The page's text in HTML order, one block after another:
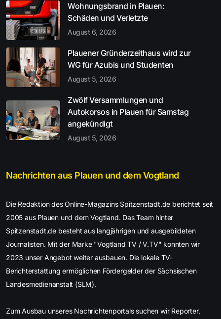
Wohnungsbrand in Plauen:
Schäden und Verletzte
August 6, 2026
Plauener Gründerzeithaus wird zur
WG für Azubis und Studenten
August 5, 2026
Zwölf Versammlungen und
Autokorsos in Plauen für Samstag
angekündigt
August 5, 2026
Nachrichten aus Plauen und dem Vogtland
Die Redaktion des Online-Magazins Spitzenstadt.de berichtet seit
2005 aus Plauen und dem Vogtland. Das Team hinter
Spitzenstadt.de besteht aus langjährigen und ausgebildeten
Journalisten. Mit der Marke "Vogtland TV / V.TV" konnten wir
2023 unser Angebot weiter ausbauen. Die lokale TV-
Berichterstattung ermöglichen Fördergelder der Sächsischen
Landesmedienanstalt (SLM).
Zum Ausbau unseres Nachrichtenportals suchen wir Reporter,